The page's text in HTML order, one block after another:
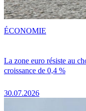
La zone euro résiste au
croissance de 0,4 %
30.07.2026
ÉCONOMIE